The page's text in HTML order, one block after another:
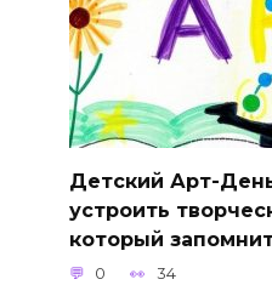
Детский Арт-
устроить
который
0 34